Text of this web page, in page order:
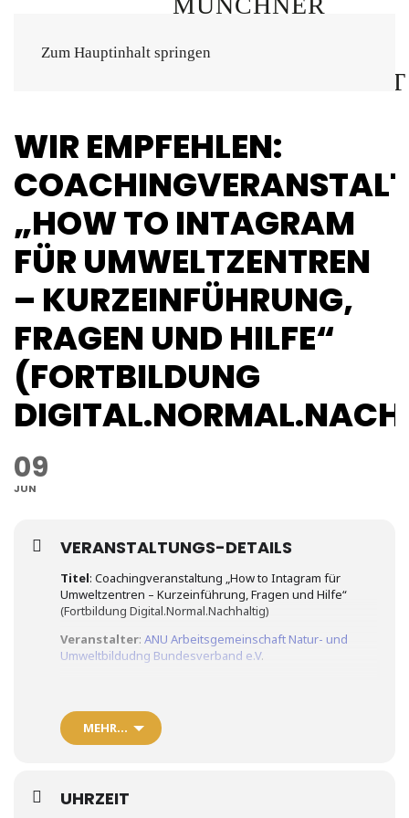
Zum Hauptinhalt springen
WIR EMPFEHLEN:
„HOW TO INTAGRAM
FÜR UMWELTZENTREN
– KURZEINFÜHRUNG,
FRAGEN UND HILFE“
(FORTBILDUNG
09
JUN
VERANSTALTUNGS-DETAILS
Titel: Coachingveranstaltung „How to Intagram für
Umweltzentren – Kurzeinführung, Fragen und Hilfe“
(Fortbildung Digital.Normal.Nachhaltig)
Veranstalter: ANU Arbeitsgemeinschaft Natur- und
Umweltbildudng Bundesverband e.V.
Ort:Online
das stellt viele BNE-Multiplikator*innen vor
MEHR…
UHRZEIT